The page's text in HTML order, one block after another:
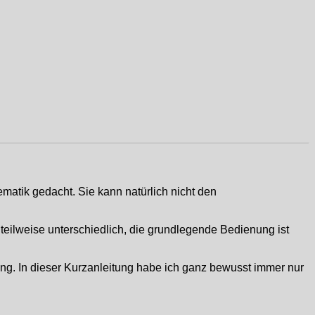
gedacht. Sie kann natürlich nicht den
unterschiedlich, die grundlegende Bedienung ist
In dieser Kurzanleitung habe ich ganz bewusst immer nur